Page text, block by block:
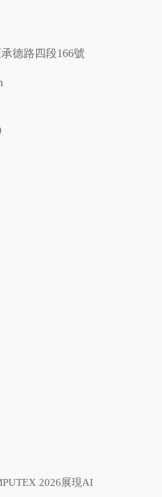
德路四段166號
2026展現AI